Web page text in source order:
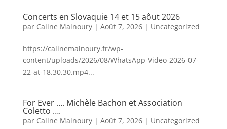
Concerts en Slovaquie 14 et 15 aôut 2026
par Caline Malnoury| Août 7, 2026| Uncategorized
https://calinemalnoury.fr/wp-
content/uploads/2026/08/WhatsApp-Video-2026-07-
22-at-18.30.30.mp4...
For Ever …. Michèle Bachon et Association
Coletto ….
par Caline Malnoury| Août 7, 2026| Uncategorized